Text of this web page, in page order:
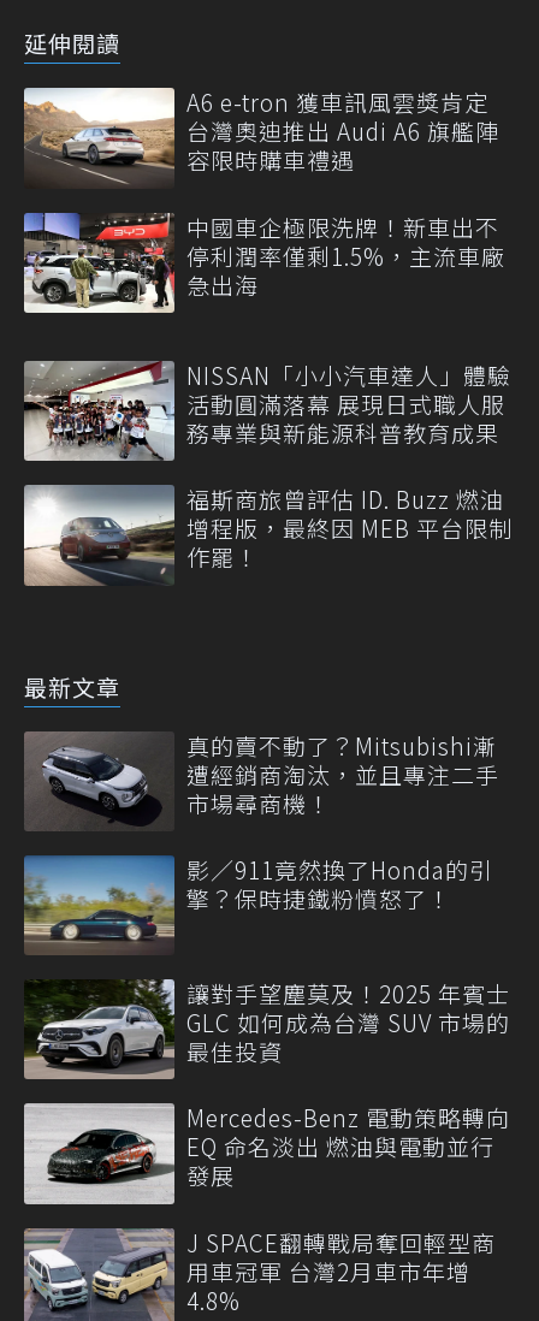
延伸閱讀
A6 e-tron 獲車訊風雲獎肯定
台灣奧迪推出 Audi A6 旗艦陣
容限時購車禮遇
中國車企極限洗牌！新車出不
停利潤率僅剩1.5%，主流車廠
急出海
NISSAN「小小汽車達人」體驗
活動圓滿落幕 展現日式職人服
務專業與新能源科普教育成果
福斯商旅曾評估 ID. Buzz 燃油
增程版，最終因 MEB 平台限制
作罷！
最新文章
真的賣不動了？Mitsubishi漸
遭經銷商淘汰，並且專注二手
市場尋商機！
影／911竟然換了Honda的引
擎？保時捷鐵粉憤怒了！
讓對手望塵莫及！2025 年賓士
GLC 如何成為台灣 SUV 市場的
最佳投資
Mercedes-Benz 電動策略轉向
EQ 命名淡出 燃油與電動並行
發展
J SPACE翻轉戰局奪回輕型商
用車冠軍 台灣2月車市年增
4.8%